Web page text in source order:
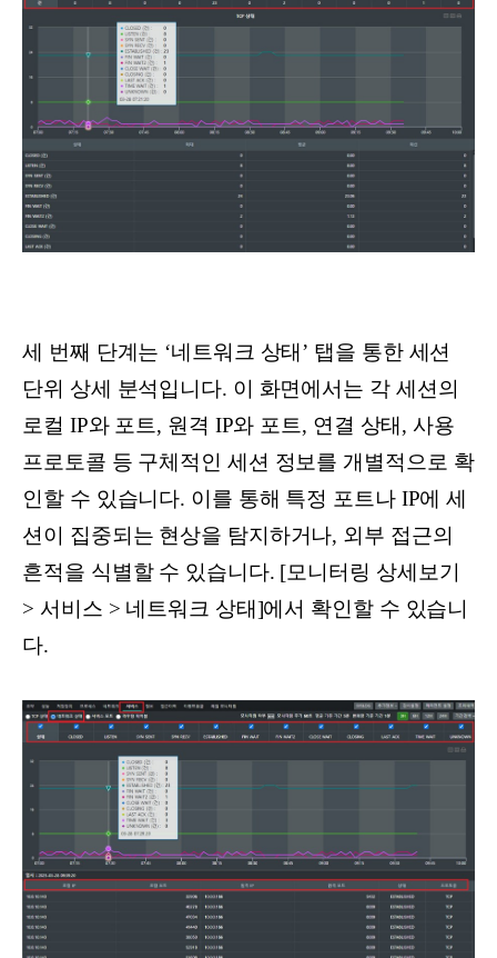
세 번째 단계는 ‘네트워크 상태’ 탭을 통한 세션
단위 상세 분석입니다. 이 화면에서는 각 세션의
로컬 IP와 포트, 원격 IP와 포트, 연결 상태, 사용
프로토콜 등 구체적인 세션 정보를 개별적으로 확
인할 수 있습니다. 이를 통해 특정 포트나 IP에 세
션이 집중되는 현상을 탐지하거나, 외부 접근의
흔적을 식별할 수 있습니다. [모니터링 상세보기
> 서비스 > 네트워크 상태]에서 확인할 수 있습니
다.